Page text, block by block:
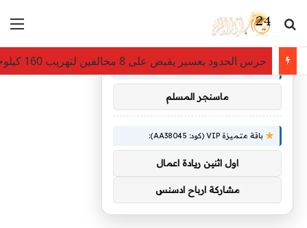
بحث عن
حرس الحدود بعسير يقبض على 8 مخالفين لتهريب 160 كيلوجرامًا من نبات القات المخدر
توصيات :
باقة متميزة VIP (كود: AA26790):
ماسنجر المسلم
باقة متميزة VIP (كود: AA38045):
اول اثنين ريادة اعمال
مشاركة ارباح ادسنس